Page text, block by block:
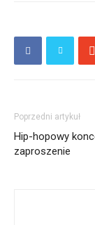
Poprzedni artykuł
Hip-hopowy
zaproszenie